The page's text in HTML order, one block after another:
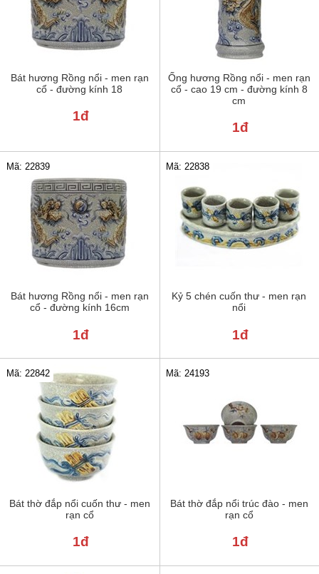
Bát hương Rồng nổi - men rạn
cổ - đường kính 18
1đ
Ống hương Rồng nổi - men rạn
cổ - cao 19 cm - đường kính 8
cm
1đ
Bát hương Rồng nổi - men rạn
cổ - đường kính 16cm
Mã: 22839
1đ
Kỷ 5 chén cuốn thư - men rạn
nổi
Mã: 22838
1đ
Bát thờ đắp nổi cuốn thư - men
rạn cổ
Mã: 22842
1đ
Bát thờ đắp nổi trúc đào - men
rạn cổ
Mã: 24193
1đ